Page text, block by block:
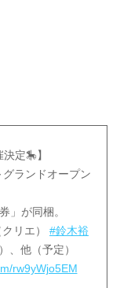
定🎠】
ランドオープン
」が同梱。
クリエ） #鈴木裕
、他（予定）
rw9yWjo5EM